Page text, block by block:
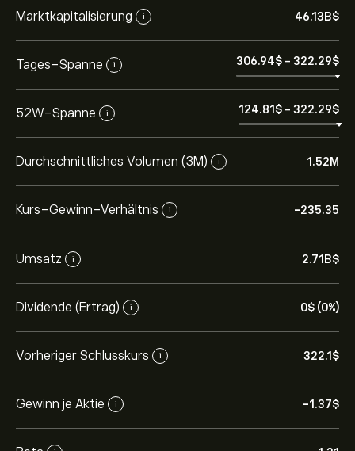
Marktkapitalisierung i 46.13B‎$‎
Tages-Spanne i 306.94‎$‎ - 322.29‎$‎
52W-Spanne i 124.81‎$‎ - 322.29‎$‎
Durchschnittliches Volumen (3M) i 1.52M
Kurs-Gewinn-Verhältnis i -235.35
Umsatz i 2.71B‎$‎
Dividende (Ertrag) i 0‎$‎ (0%)
Vorheriger Schlusskurs i 322.1‎$‎
Gewinn je Aktie i -1.37‎$‎